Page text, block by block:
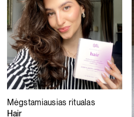
Mėgstamiausias ritualas
Hair